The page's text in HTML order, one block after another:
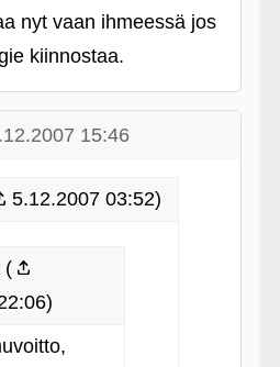
nyt vaan ihmeessä jos
kiinnostaa.
15:46
5.12.2007 03:52)
(